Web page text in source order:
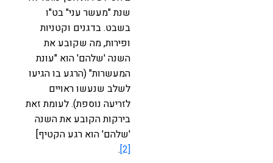
שנת "מעשר עני" בט"ו
בשבט. בדגנים וקטניות
ופירות, מה שקובע את
השנה 'שלהם' הוא "עונת
המעשרות" (הרגע בו הגיעו
לשלב שנעשו ראויים
לזריעה נוספת). לעומת זאת
בירקות הקובע את השנה
'שלהם' הוא רגע הקטיף]